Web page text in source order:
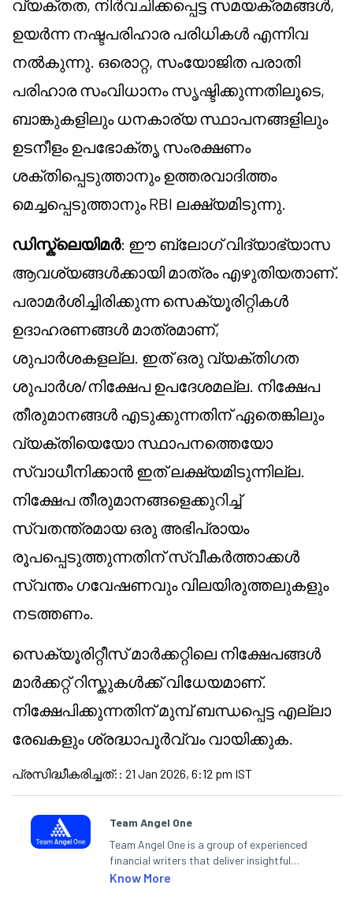
വ്യക്തത, നിർവചിക്കപ്പെട്ട സമയക്രമങ്ങൾ,
ഉയർന്ന നഷ്ടപരിഹാര പരിധികൾ എന്നിവ
നൽകുന്നു. ഒരൊറ്റ, സംയോജിത പരാതി
പരിഹാര സംവിധാനം സൃഷ്ടിക്കുന്നതിലൂടെ,
ബാങ്കുകളിലും ധനകാര്യ സ്ഥാപനങ്ങളിലും
ഉടനീളം ഉപഭോക്തൃ സംരക്ഷണം
ശക്തിപ്പെടുത്താനും ഉത്തരവാദിത്തം
മെച്ചപ്പെടുത്താനും RBI ലക്ഷ്യമിടുന്നു.
ഡിസ്ക്ലെയിമർ: ഈ ബ്ലോഗ് വിദ്യാഭ്യാസ
ആവശ്യങ്ങൾക്കായി മാത്രം എഴുതിയതാണ്.
പരാമർശിച്ചിരിക്കുന്ന സെക്യൂരിറ്റികൾ
ഉദാഹരണങ്ങൾ മാത്രമാണ്,
ശുപാർശകളല്ല. ഇത് ഒരു വ്യക്തിഗത
ശുപാർശ/നിക്ഷേപ ഉപദേശമല്ല. നിക്ഷേപ
തീരുമാനങ്ങൾ എടുക്കുന്നതിന് ഏതെങ്കിലും
വ്യക്തിയെയോ സ്ഥാപനത്തെയോ
സ്വാധീനിക്കാൻ ഇത് ലക്ഷ്യമിടുന്നില്ല.
നിക്ഷേപ തീരുമാനങ്ങളെക്കുറിച്ച്
സ്വതന്ത്രമായ ഒരു അഭിപ്രായം
രൂപപ്പെടുത്തുന്നതിന് സ്വീകർത്താക്കൾ
സ്വന്തം ഗവേഷണവും വിലയിരുത്തലുകളും
നടത്തണം.
സെക്യൂരിറ്റീസ് മാർക്കറ്റിലെ നിക്ഷേപങ്ങൾ
മാർക്കറ്റ് റിസ്കുകൾക്ക് വിധേയമാണ്.
നിക്ഷേപിക്കുന്നതിന് മുമ്പ് ബന്ധപ്പെട്ട എല്ലാ
രേഖകളും ശ്രദ്ധാപൂർവ്വം വായിക്കുക.
പ്രസിദ്ധീകരിച്ചത്: : 21 Jan 2026, 6:12 pm IST
Team Angel One
Team Angel One is a group of experienced
financial writers that deliver insightful
articles on the stock market, IPO, economy,
Know More